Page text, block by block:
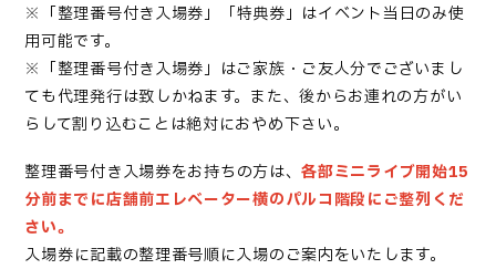
※「整理番号付き入場券」「特典券」はイベント当日のみ使
用可能です。
※「整理番号付き入場券」はご家族・ご友人分でございまし
ても代理発行は致しかねます。また、後からお連れの方がい
らして割り込むことは絶対におやめ下さい。
整理番号付き入場券をお持ちの方は、各部ミニライブ開始15
分前までに店舗前エレベーター横のパルコ階段にご整列くだ
さい。
入場券に記載の整理番号順に入場のご案内をいたします。